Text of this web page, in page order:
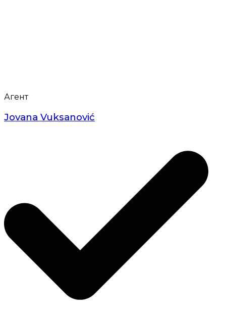
Агент
Jovana Vuksanović